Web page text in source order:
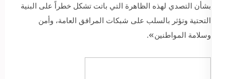
بشأن التصدي لهذه الظاهرة التي باتت تشكل خطراً على البنية
التحتية وتؤثر بالسلب على شبكات المرافق العامة، وأمن
وسلامة المواطنين».